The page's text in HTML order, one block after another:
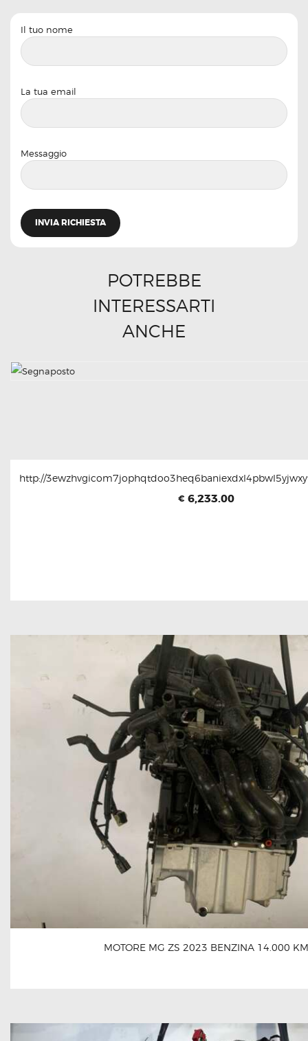
Il tuo nome
La tua email
Messaggio
POTREBBE
INTERESSARTI
ANCHE
http://
€ 6,233.00
MOTORE MG ZS 2023 BENZINA 14.000 KM